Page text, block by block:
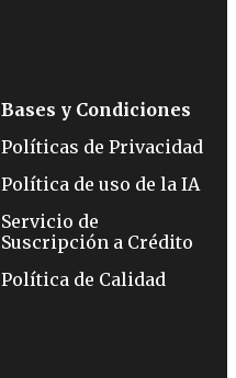
Bases y Condiciones
Políticas de Privacidad
Política de uso de la IA
Servicio de
Suscripción a Crédito
Política de Calidad